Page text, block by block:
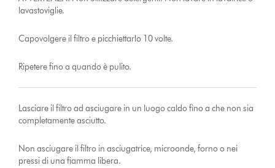
lavastoviglie.
Capovolgere il filtro e picchiettarlo 10 volte.
Ripetere fino a quando è pulito.
Lasciare il filtro ad asciugare in un luogo caldo fino a che non sia
completamente asciutto.
Non asciugare il filtro in asciugatrice, microonde, forno o nei
pressi di una fiamma libera.